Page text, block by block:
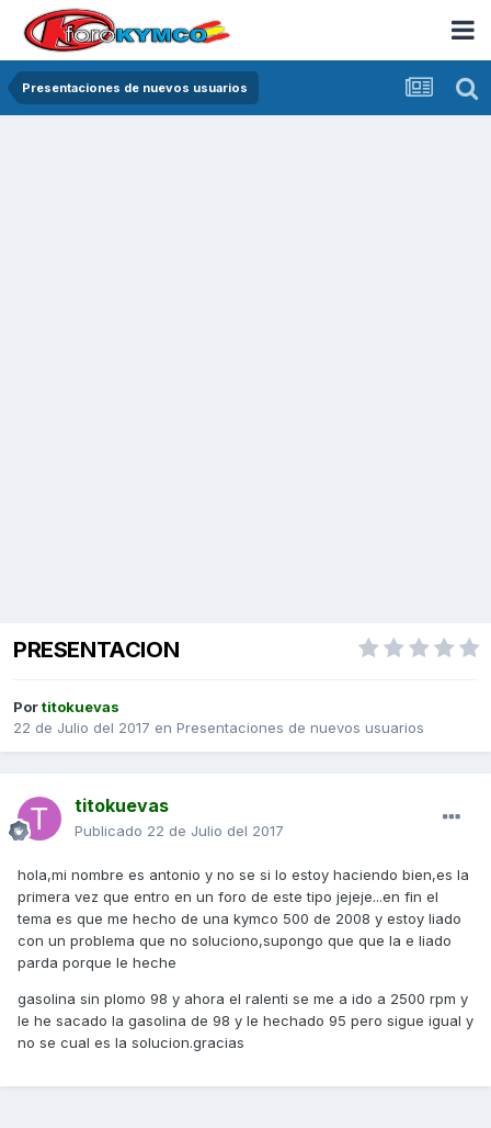
Presentaciones de nuevos usuarios
PRESENTACION
Portitokuevas
22 de Julio del 2017 en Presentaciones de nuevos usuarios
titokuevas
Publicado 22 de Julio del 2017
hola,mi nombre es antonio y no se si lo estoy haciendo bien,es la
primera vez que entro en un foro de este tipo jejeje...en fin el
tema es que me hecho de una kymco 500 de 2008 y estoy liado
con un problema que no soluciono,supongo que que la e liado
parda porque le heche
gasolina sin plomo 98 y ahora el ralenti se me a ido a 2500 rpm y
le he sacado la gasolina de 98 y le hechado 95 pero sigue igual y
no se cual es la solucion.gracias